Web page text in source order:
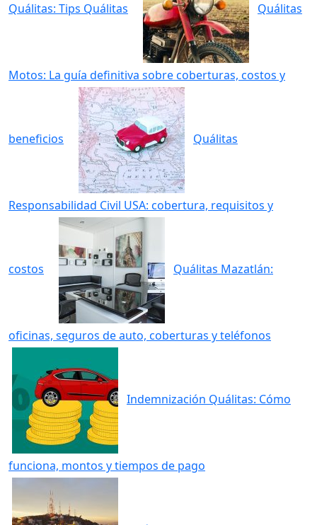
Quálitas: Tips Quálitas Quálitas
Motos: La guía definitiva sobre coberturas, costos y
beneficios Quálitas
Responsabilidad Civil USA: cobertura, requisitos y
costos Quálitas Mazatlán:
oficinas, seguros de auto, coberturas y teléfonos
Indemnización Quálitas: Cómo
funciona, montos y tiempos de pago